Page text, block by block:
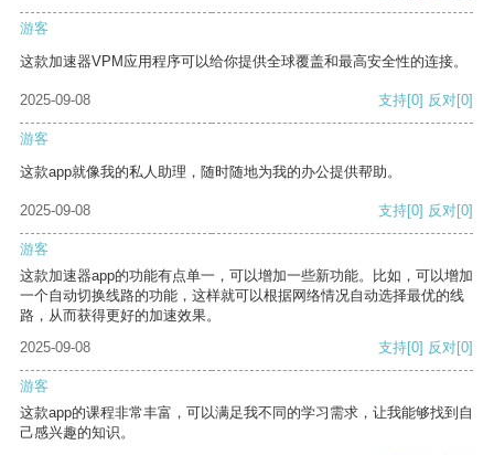
游客
这款加速器VPM应用程序可以给你提供全球覆盖和最高安全性的连接。
2025-09-08 支持[0] 反对[0]
游客
这款app就像我的私人助理，随时随地为我的办公提供帮助。
2025-09-08 支持[0] 反对[0]
游客
这款加速器app的功能有点单一，可以增加一些新功能。比如，可以增加
一个自动切换线路的功能，这样就可以根据网络情况自动选择最优的线
路，从而获得更好的加速效果。
2025-09-08
支持[0] 反对[0]
游客
这款app的课程非常丰富，可以满足我不同的学习需求，让我能够找到自
己感兴趣的知识。